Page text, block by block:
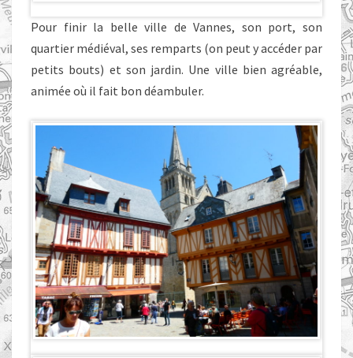
Pour finir la belle ville de Vannes, son port, son
quartier médiéval, ses remparts (on peut y accéder par
petits bouts) et son jardin. Une ville bien agréable,
animée où il fait bon déambuler.